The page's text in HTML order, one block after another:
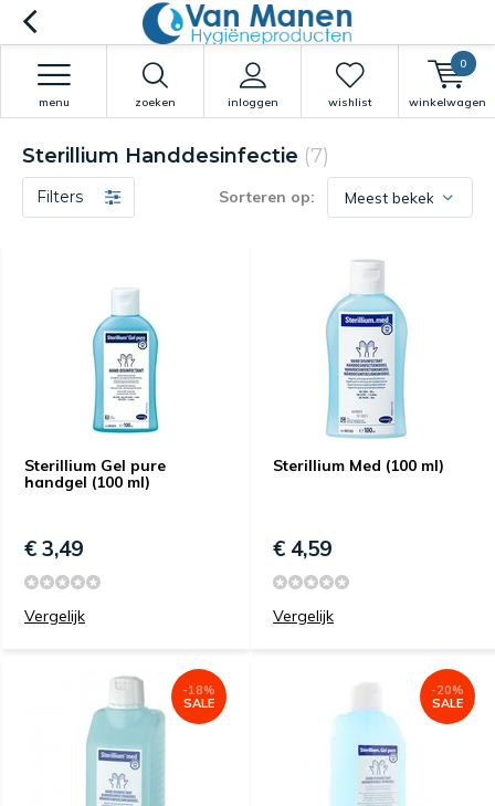
zoeken inloggen
menu wishlist winkelwagen
0
Sterillium Handdesinfectie (7)
Filters Sorteren op:
Sterillium Gel pure
handgel (100 ml)
€ 3,49
Vergelijk
Sterillium Med (100 ml)
€ 4,59
Vergelijk
-18%
SALE
-20%
SALE